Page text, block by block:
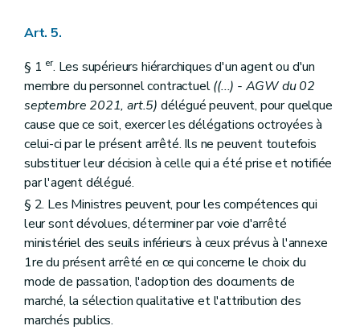
Section 1 re Délégations budgétaires
Art. 146
Art. 147
Art. 148
Art. 149
Art. 150
Section 2
Dispositions particulières
Sous-section 1 Dispositions particulières à la Direction générale
Art. 151
Art. 152
Art. 153
Art. 154
Art. 155
Art. 156
Art. 157
Art. 158
Art. 159
Art. 160
Art. 5.
§ 1 er. Les supérieurs hiérarchiques d'un agent ou d'un
membre du personnel contractuel((...) - AGW du 02
septembre 2021, art.5) délégué peuvent, pour quelque
cause que ce soit, exercer les délégations octroyées à
celui-ci par le présent arrêté. Ils ne peuvent toutefois
substituer leur décision à celle qui a été prise et notifiée
par l'agent délégué.
§ 2. Les Ministres peuvent, pour les compétences qui
leur sont dévolues, déterminer par voie d'arrêté
ministériel des seuils inférieurs à ceux prévus à l'annexe
1re du présent arrêté en ce qui concerne le choix du
mode de passation, l'adoption des documents de
marché, la sélection qualitative et l'attribution des
marchés publics.